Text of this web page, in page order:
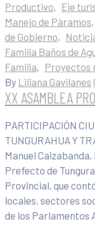
Productivo‚ Eje
Manejo de Pàramos‚
de Gobierno‚
Familia Baños de
Familia‚ Proyectos
By Liliana Gavilanes
XX ASAMBLEA
PARTICIPACIÓN
TUNGURAHUA Y
Manuel
Prefecto de
Provincial, que
locales, sectores
de los Parlamentos